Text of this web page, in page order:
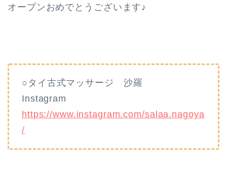
オープンおめでとうございます♪
○タイ古式マッサージ 沙羅
Instagram
https://www.instagram.com/salaa.nagoya
/